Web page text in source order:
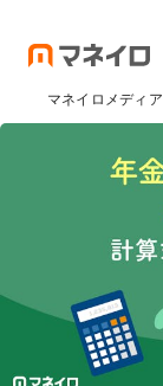
マネイロメディア